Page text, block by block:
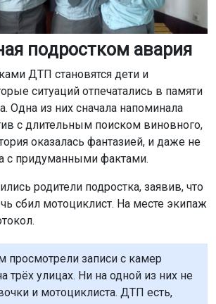
подростком авария
ДТП становятся дети и
ситуаций отпечатались в памяти
Одна из них сначала напоминала
с длительным поиском виновного,
оказалась фантазией, и даже не
с придуманными фактами.
родители подростка, заявив, что
сбил мотоциклист. На месте экипаж
просмотрели записи с камер
трёх улицах. Ни на одной из них не
и мотоциклиста. ДТП есть,